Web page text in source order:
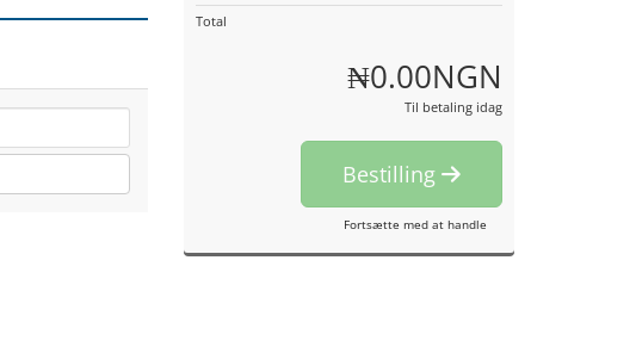
Total
‎₦0.00NGN
Til betaling idag
Bestilling
Fortsætte med at handle